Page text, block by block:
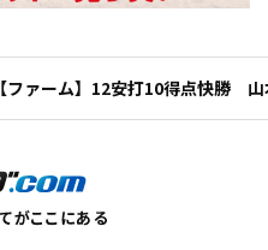
【ファーム】12安打10得点快勝